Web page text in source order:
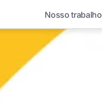
Nosso trabalho